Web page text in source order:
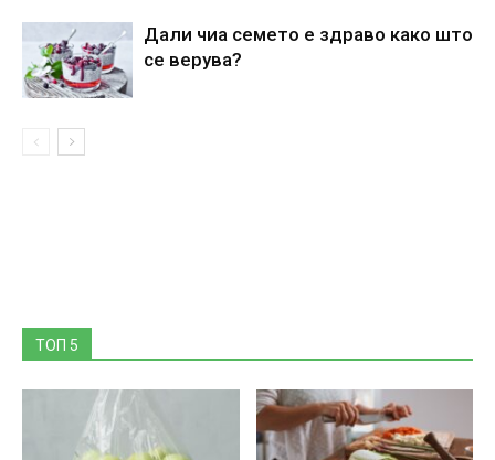
Дали чиа семето е здраво како што
се верува?
ТОП 5